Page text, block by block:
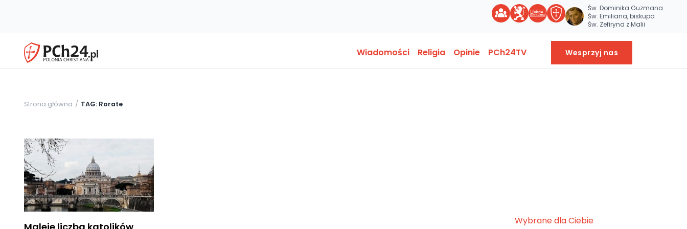
Św. Dominika Guzmana
Św. Emiliana, biskupa
Św. Zefiryna z Malii
Wiadomości Religia Opinie PCh24TV Wesprzyj nas
Strona główna TAG: Rorate
Wybrane dla Ciebie